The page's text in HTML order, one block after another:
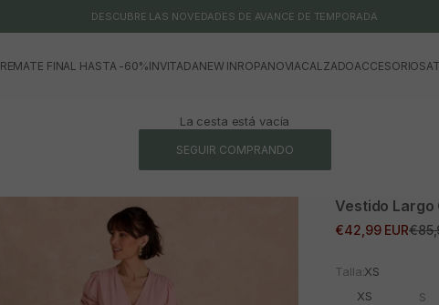
DESCUBRE LAS NOVEDADES DE AVANCE DE TEMPORADA
REMATE FINAL HASTA -60%INVITADANEW INROPANOVIACALZADOACCESORIOS
La cesta está vacía
SEGUIR COMPRANDO
Vestido Largo
Precio de oferta
€42,99 EUR
Talla:XS
XS S